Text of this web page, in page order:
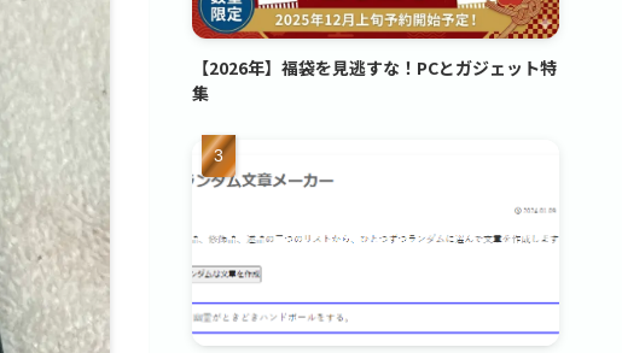
【2026年】福袋を見逃すな！PCとガジェット特
集